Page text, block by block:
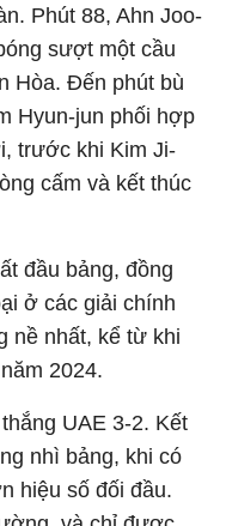
Phút 88, Ahn Joo-
sượt một cầu
Hòa. Đến phút bù
Hyun-jun phối hợp
trước khi Kim Ji-
cấm và kết thúc
đầu bảng, đồng
ở các giải chính
nề nhất, kể từ khi
2024.
UAE 3-2. Kết
nhì bảng, khi có
hiệu số đối đầu.